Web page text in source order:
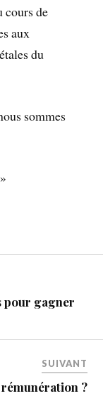
cours de
aux
du
sommes
pour gagner
SUIVANT
?